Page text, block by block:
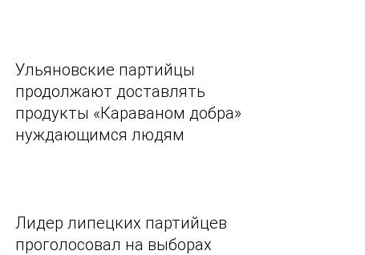
Ульяновские партийцы
продолжают доставлять
продукты «Караваном добра»
нуждающимся людям
Лидер липецких партийцев
проголосовал на выборах